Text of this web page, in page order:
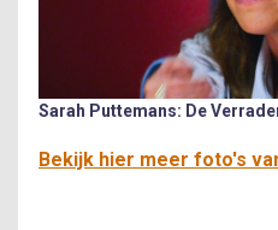
Sarah Puttemans: De
Bekijk hier meer foto's